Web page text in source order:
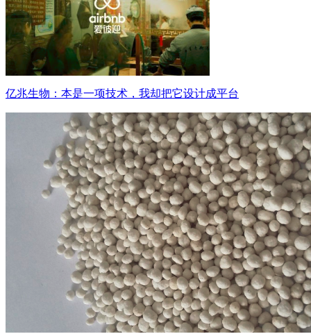
亿兆生物：本是一项技术，我却把它设计成平台